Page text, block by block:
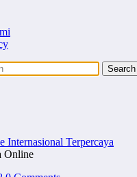
Internasional Terpercaya
Online